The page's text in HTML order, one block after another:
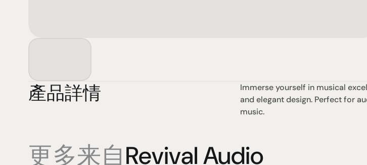
產品詳情
Immerse yourself in musical
and elegant design. Perfect for
music.
更多来自Revival Audio
產品
揚聲器
專業知識
聆聽會
促銷
目前優惠活動